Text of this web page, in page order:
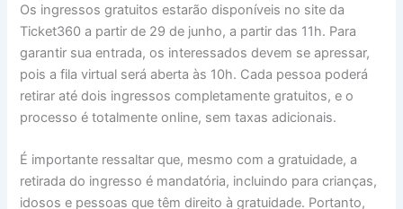
Os ingressos gratuitos estarão disponíveis no site da
Ticket360 a partir de 29 de junho, a partir das 11h. Para
garantir sua entrada, os interessados devem se apressar,
pois a fila virtual será aberta às 10h. Cada pessoa poderá
retirar até dois ingressos completamente gratuitos, e o
processo é totalmente online, sem taxas adicionais.
É importante ressaltar que, mesmo com a gratuidade, a
retirada do ingresso é mandatória, incluindo para crianças,
idosos e pessoas que têm direito à gratuidade. Portanto,